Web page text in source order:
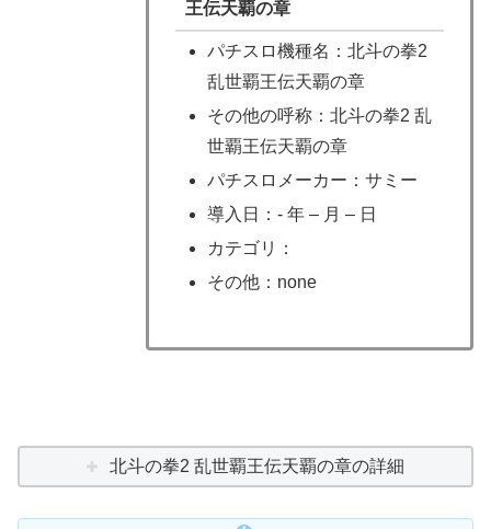
王伝天覇の章
パチスロ機種名：北斗の拳2
乱世覇王伝天覇の章
その他の呼称：北斗の拳2 乱
世覇王伝天覇の章
パチスロメーカー：サミー
導入日：- 年 – 月 – 日
カテゴリ：
その他：none
北斗の拳2 乱世覇王伝天覇の章の詳細